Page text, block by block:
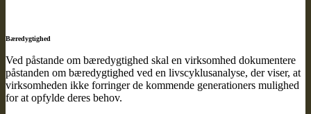
Bæredygtighed
Ved påstande om bæredygtighed skal en virksomhed dokumentere
påstanden om bæredygtighed ved en livscyklusanalyse, der viser, at
virksomheden ikke forringer de kommende generationers mulighed
for at opfylde deres behov.